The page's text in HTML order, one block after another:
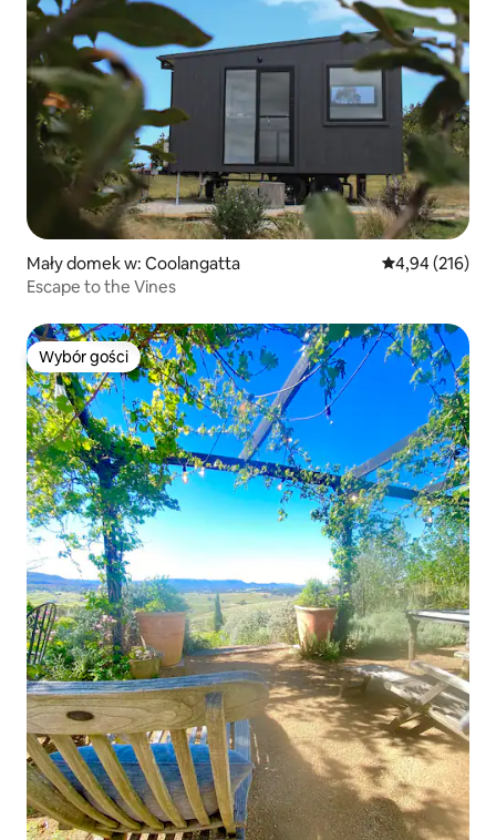
Mały domek w: Coolangatta Średnia
4,94 (216)
Escape to the Vines
Wybór gości
Wybór gości